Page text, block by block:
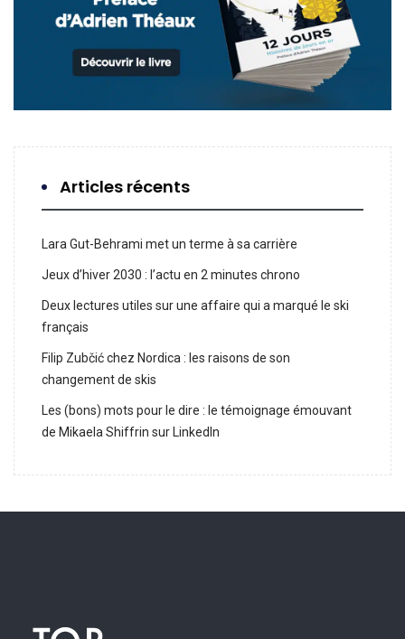
Articles récents
Lara Gut-Behrami met un terme à sa carrière
Jeux d’hiver 2030 : l’actu en 2 minutes chrono
Deux lectures utiles sur une affaire qui a marqué le ski
français
Filip Zubčić chez Nordica : les raisons de son
changement de skis
Les (bons) mots pour le dire : le témoignage émouvant
de Mikaela Shiffrin sur LinkedIn